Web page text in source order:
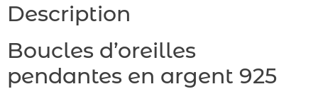
Description
Boucles d’oreilles
pendantes en argent 925